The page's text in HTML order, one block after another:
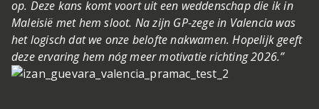
op. Deze kans komt voort uit een weddenschap die ik in
Maleisië met hem sloot. Na zijn GP-zege in Valencia was
het logisch dat we onze belofte nakwamen. Hopelijk geeft
deze ervaring hem nóg meer motivatie richting 2026.”